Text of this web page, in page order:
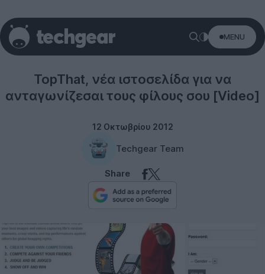
MENU
TopThat, νέα ιστοσελίδα για να
ανταγωνίζεσαι τους φίλους σου [Video]
12 Οκτωβρίου 2012
Techgear Team
Share